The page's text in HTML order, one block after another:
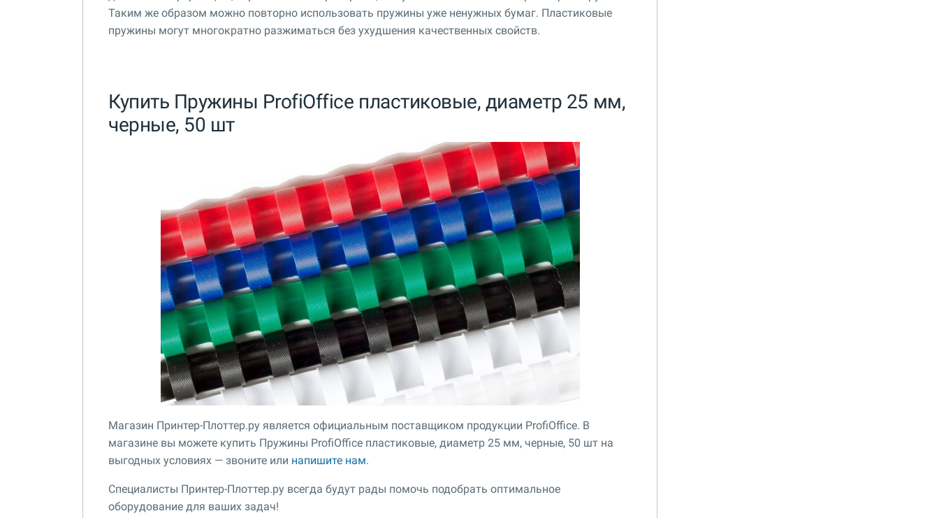
Таким же образом можно повторно использовать пружины уже ненужных бумаг. Пластиковые
пружины могут многократно разжиматься без ухудшения качественных свойств.
Купить Пружины ProfiOffice пластиковые, диаметр 25 мм,
черные, 50 шт
Магазин Принтер-Плоттер.ру является официальным поставщиком продукции ProfiOffice. В
магазине вы можете купить Пружины ProfiOffice пластиковые, диаметр 25 мм, черные, 50 шт на
выгодных условиях — звоните или напишите нам.
Специалисты Принтер-Плоттер.ру всегда будут рады помочь подобрать оптимальное
оборудование для ваших задач!